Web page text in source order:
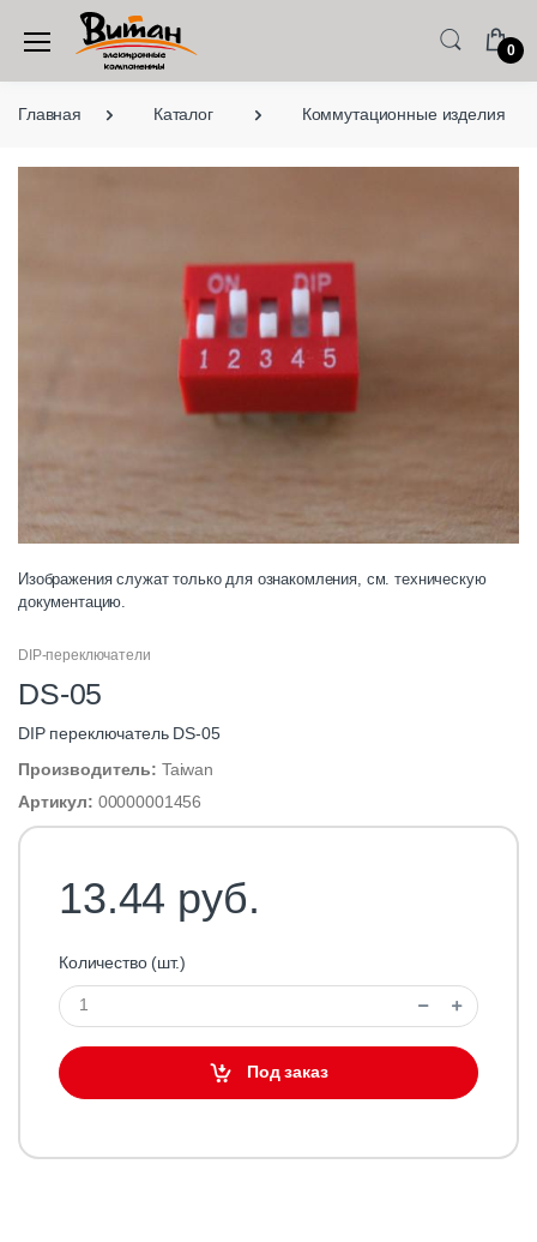
0
Главная Каталог Коммутационные изделия
Изображения служат только для ознакомления, см. техническую
документацию.
DIP-переключатели
DS-05
DIP переключатель DS-05
Производитель: Taiwan
Артикул: 00000001456
13.44 руб.
Количество (шт.)
Под заказ